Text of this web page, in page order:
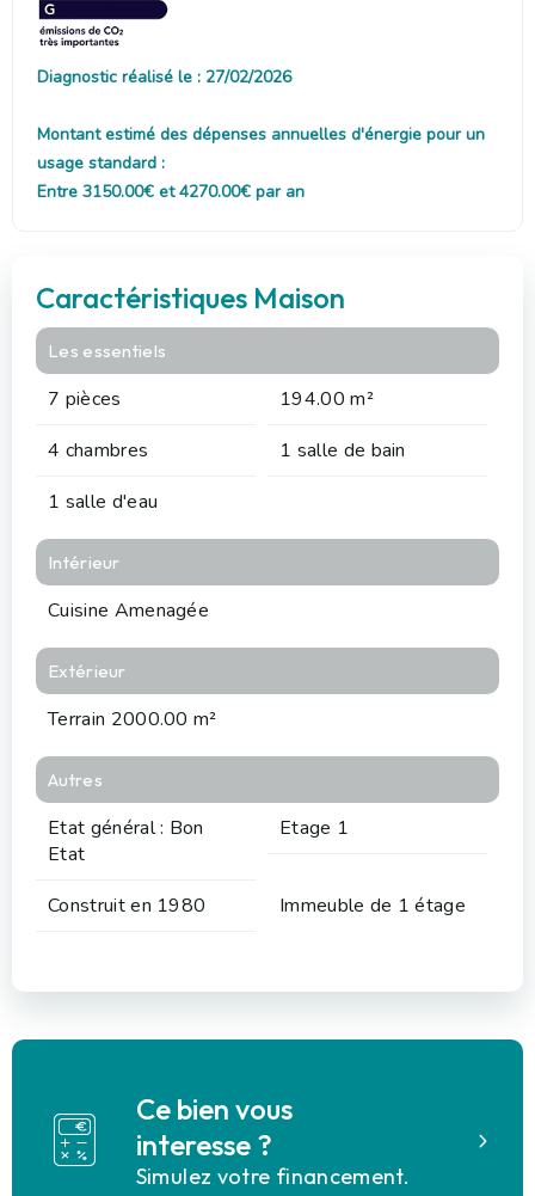
Diagnostic réalisé le : 27/02/2026
Montant estimé des dépenses annuelles d'énergie pour un
usage standard :
Entre 3150.00€ et 4270.00€ par an
Caractéristiques Maison
Les essentiels
7 pièces
194.00 m²
4 chambres
1 salle de bain
1 salle d'eau
Intérieur
Cuisine Amenagée
Extérieur
Terrain 2000.00 m²
Autres
Etat général : Bon
Etat
Etage 1
Construit en 1980 Immeuble de 1 étage
Ce bien vous
interesse ?
Simulez votre financement.